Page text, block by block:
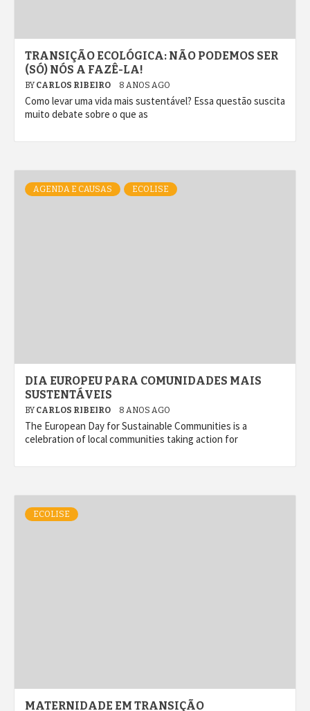
TRANSIÇÃO ECOLÓGICA: NÃO PODEMOS SER
(SÓ) NÓS A FAZÊ-LA!
BY CARLOS RIBEIRO 8 ANOS AGO
Como levar uma vida mais sustentável? Essa questão suscita
muito debate sobre o que as
AGENDA E CAUSAS ECOLISE
DIA EUROPEU PARA COMUNIDADES MAIS
SUSTENTÁVEIS
BY CARLOS RIBEIRO 8 ANOS AGO
The European Day for Sustainable Communities is a
celebration of local communities taking action for
ECOLISE
MATERNIDADE EM TRANSIÇÃO